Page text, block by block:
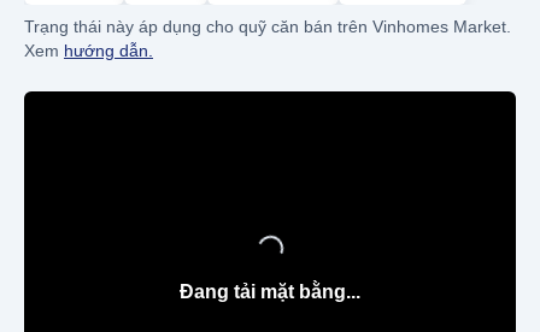
Trạng thái này áp dụng cho quỹ căn bán trên Vinhomes Market.
Xem hướng dẫn.
Đang tải mặt bằng...